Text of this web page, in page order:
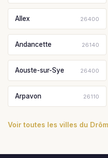
Allex 26400
Andancette 26140
Aouste-sur-Sye 26400
Arpavon 26110
Voir toutes les villes du